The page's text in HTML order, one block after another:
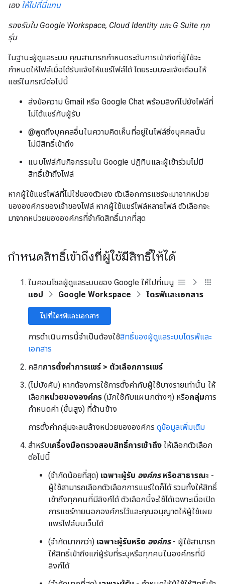
เอง ให้ไปที่นี่แทน
รองรับใน Google Workspace, Cloud Identity และ G Suite ทุก
รุ่น
ในฐานะผู้ดูแลระบบ คุณสามารถกำหนดระดับการเข้าถึงที่ผู้ใช้จะ
กำหนดให้ไฟล์เมื่อได้รับแจ้งให้แชร์ไฟล์ได้ โดยระบบจะแจ้งเตือนให้
แชร์ในกรณีต่อไปนี้
ส่งข้อความ Gmail หรือ Google Chat พร้อมลิงก์ไปยังไฟล์ที่
ไม่ได้แชร์กับผู้รับ
@พูดถึงบุคคลอื่นในความคิดเห็นที่อยู่ในไฟล์ซึ่งบุคคลนั้น
ไม่มีสิทธิ์เข้าถึง
แนบไฟล์กับกิจกรรมใน Google ปฏิทินและผู้เข้าร่วมไม่มี
สิทธิ์เข้าถึงไฟล์
หากผู้ใช้แชร์ไฟล์ที่ไม่ใช่ของตัวเอง ตัวเลือกการแชร์จะมาจากหน่วย
ขององค์กรของเจ้าของไฟล์ หากผู้ใช้แชร์ไฟล์หลายไฟล์ ตัวเลือกจะ
มาจากหน่วยขององค์กรที่จำกัดสิทธิ์มากที่สุด
กำหนดสิทธิ์เข้าถึงที่ผู้ใช้มีสิทธิ์ให้ได้
ในคอนโซลผู้ดูแลระบบของ Google ให้ไปที่เมนู
แอป
Google Workspace ไดรฟ์และเอกสาร
ไปที่ไดรฟ์และเอกสาร
การดำเนินการนี้จำเป็นต้องใช้สิทธิ์ของผู้ดูแลระบบไดรฟ์และ
เอกสาร
คลิกการตั้งค่าการแชร์ > ตัวเลือกการแชร์
(ไม่บังคับ) หากต้องการใช้การตั้งค่ากับผู้ใช้บางรายเท่านั้น ให้
เลือกหน่วยขององค์กร (มักใช้กับแผนกต่างๆ) หรือกลุ่มการ
กำหนดค่า (ขั้นสูง) ที่ด้านข้าง
การตั้งค่ากลุ่มจะลบล้างหน่วยขององค์กร ดูข้อมูลเพิ่มเติม
สำหรับเครื่องมือตรวจสอบสิทธิ์การเข้าถึง ให้เลือกตัวเลือก
ต่อไปนี้
(จำกัดน้อยที่สุด) เฉพาะผู้รับ องค์กร หรือสาธารณะ -
ผู้ใช้สามารถเลือกตัวเลือกการแชร์ใดก็ได้ รวมทั้งให้สิทธิ์
เข้าถึงทุกคนที่มีลิงก์ได้ ตัวเลือกนี้จะใช้ได้เฉพาะเมื่อเปิด
การแชร์ภายนอกองค์กรไว้และคุณอนุญาตให้ผู้ใช้เผย
แพร่ไฟล์บนเว็บได้
(จำกัดมากกว่า) เฉพาะผู้รับหรือ องค์กร- ผู้ใช้สามารถ
ให้สิทธิ์เข้าถึงแก่ผู้รับที่ระบุหรือทุกคนในองค์กรที่มี
ลิงก์ได้